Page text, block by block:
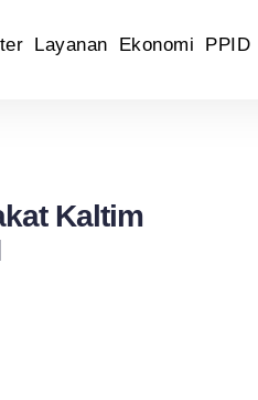
Layanan Ekonomi PPID
Kaltim